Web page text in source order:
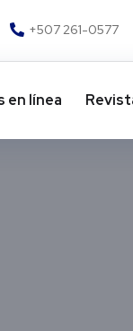
+507 261-0577
en línea